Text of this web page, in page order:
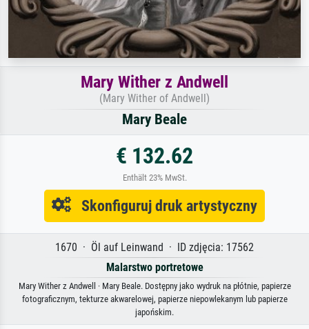
Mary Wither z Andwell
(Mary Wither of Andwell)
Mary Beale
€ 132.62
Enthält 23% MwSt.
Skonfiguruj druk artystyczny
1670 · Öl auf Leinwand · ID zdjęcia: 17562
Malarstwo portretowe
Mary Wither z Andwell · Mary Beale. Dostępny jako wydruk na płótnie, papierze
fotograficznym, tekturze akwarelowej, papierze niepowlekanym lub papierze
japońskim.